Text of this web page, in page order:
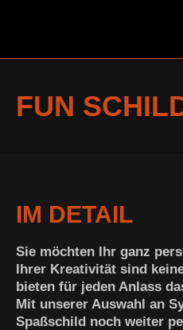
FUN
IM DETAIL
Sie möchten Ihr ganz
Ihrer Kreativität sind
bieten für jeden Anlass
Mit unserer Auswahl an
Spaßschild noch weiter